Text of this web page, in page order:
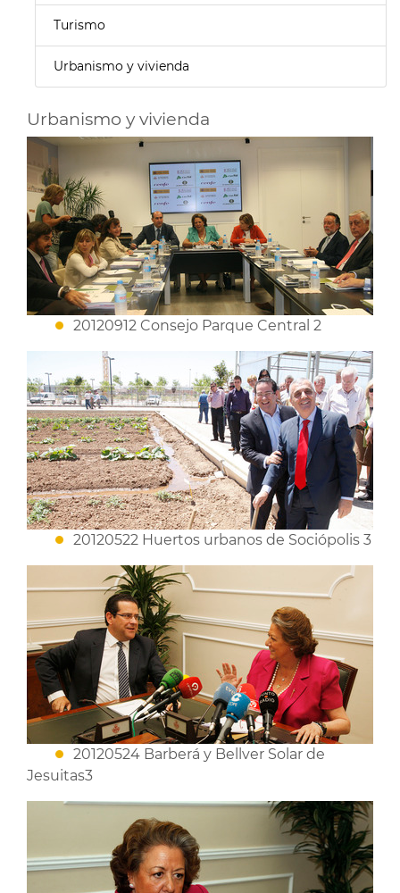
Turismo
Urbanismo y vivienda
Urbanismo y vivienda
20120912 Consejo Parque Central 2
20120522 Huertos urbanos de Sociópolis 3
20120524 Barberá y Bellver Solar de
Jesuitas3